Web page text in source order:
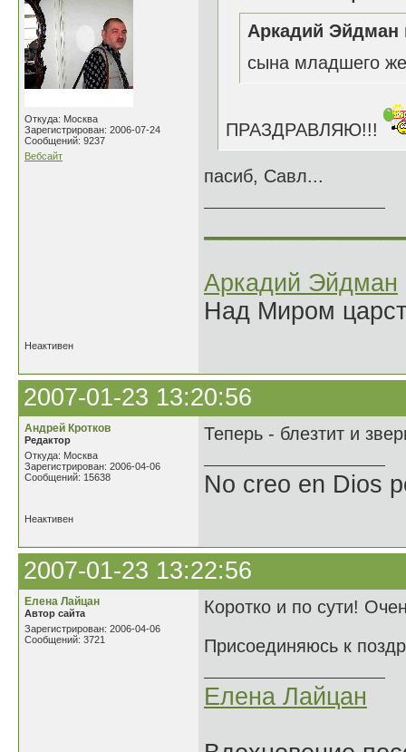
Откуда: Москва
Зарегистрирован: 2006-07-24
Сообщений: 9237
Вебсайт
Аркадий Эйдман
сына младшего
ПРАЗДРАВЛЯЮ!!!
пасиб, Савл...
Аркадий Эйдман
Над Миром
Неактивен
2007-01-23 13:20:56
Андрей Кротков
Редактор
Откуда: Москва
Зарегистрирован: 2006-04-06
Сообщений: 15638
Теперь - блезтит и
No creo en Dios
Неактивен
2007-01-23 13:22:56
Елена Лайцан
Автор сайта
Зарегистрирован: 2006-04-06
Сообщений: 3721
Коротко и по сути!
Присоединяюсь к
Елена Лайцан